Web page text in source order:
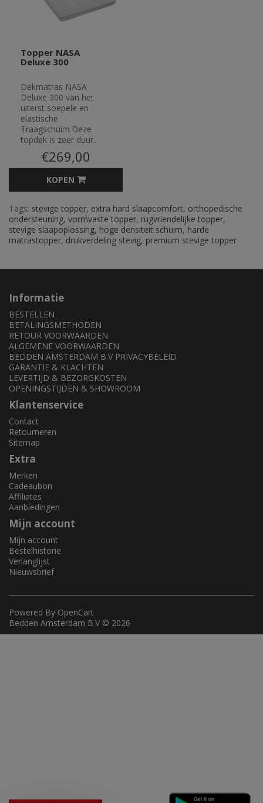
Topper NASA
Deluxe 300
Dekmatras NASA
Deluxe 300 van het
uiterst soepele en
elastische
Traagschuim.Deze
topdek is zeer duur..
€269,00
KOPEN
Tags: stevige topper, extra hard slaapcomfort, orthopedische
ondersteuning, vormvaste topper, rugvriendelijke topper,
stevige slaapoplossing, hoge densiteit schuim, harde
matrastopper, drukverdeling stevig, premium stevige topper
Informatie
BESTELLEN
BETALINGSMETHODEN
RETOUR VOORWAARDEN
ALGEMENE VOORWAARDEN
BEDDEN AMSTERDAM B.V PRIVACYBELEID
GARANTIE & KLACHTEN
LEVERTIJD & BEZORGKOSTEN
OPENINGSTIJDEN & SHOWROOM
Klantenservice
Contact
Retourneren
Sitemap
Extra
Merken
Cadeaubon
Affiliates
Aanbiedingen
Mijn account
Mijn account
Bestelhistorie
Verlanglijst
Nieuwsbrief
Powered By OpenCart
Bedden Amsterdam B.V © 2026